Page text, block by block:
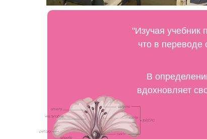
"Изучая учебник
что в переводе
В
вдохновляет